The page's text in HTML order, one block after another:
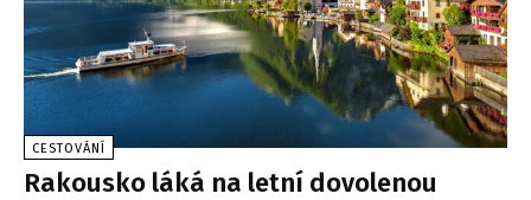
CESTOVÁNÍ
Rakousko láká na letní dovolenou